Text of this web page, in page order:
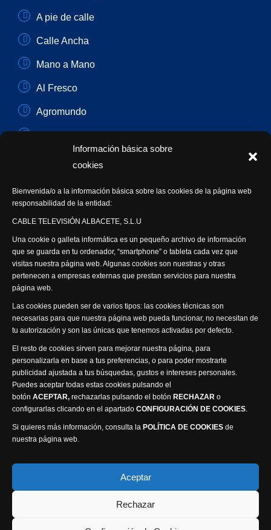
Información básica sobre
cookies
Bienvenida/o a la información básica sobre las cookies de la página web
responsabilidad de la entidad:
CABLE TELEVISIÓN ALBACETE, S.L.U
Una cookie o galleta informática es un pequeño archivo de información
que se guarda en tu ordenador, “smartphone” o tableta cada vez que
visitas nuestra página web. Algunas cookies son nuestras y otras
pertenecen a empresas externas que prestan servicios para nuestra
página web.
Las cookies pueden ser de varios tipos: las cookies técnicas son
necesarias para que nuestra página web pueda funcionar, no necesitan de
tu autorización y son las únicas que tenemos activadas por defecto.
El resto de cookies sirven para mejorar nuestra página, para
personalizarla en base a tus preferencias, o para poder mostrarte
publicidad ajustada a tus búsquedas, gustos e intereses personales.
Puedes aceptar todas estas cookies pulsando el
botón ACEPTAR, rechazarlas pulsando el botón RECHAZAR o
configurarlas clicando en el apartado CONFIGURACIÓN DE COOKIES.
Si quieres más información, consulta la POLÍTICA DE COOKIES de
nuestra página web.
Aceptar
Rechazar
A pie de calle
Calle Ancha
Mano a Mano
Al Fresco
Agromundo
Actualidad Semanal
Síguenos
Visita nuestra productora
Política de privacidad
Política de cookies
Compromiso con la protección de datos personales
Ajusa, Calle 1 nº1, Ctra. Ayora - km 2.2, 02006